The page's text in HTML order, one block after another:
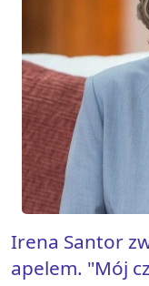
Irena Santor
apelem. "Mój